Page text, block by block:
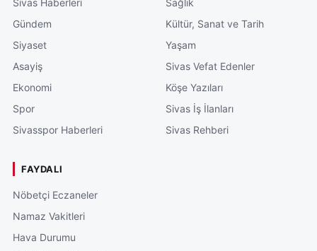
Sivas Haberleri
Gündem
Siyaset
Asayiş
Ekonomi
Spor
Sivasspor Haberleri
Sağlık
Kültür, Sanat ve Tarih
Yaşam
Sivas Vefat Edenler
Köşe Yazıları
Sivas İş İlanları
Sivas Rehberi
FAYDALI
Nöbetçi Eczaneler
Namaz Vakitleri
Hava Durumu